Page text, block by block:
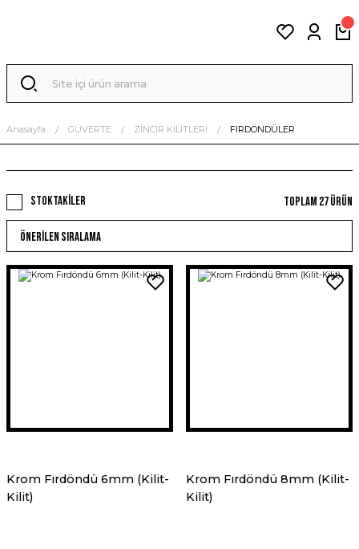
Anasayfa GÜVERTE ZİNCİR KİLİTLERİ FIRDÖNDÜLER
Stoktakiler Toplam 27 ürün
Krom Fırdöndü 6mm (Kilit-
Kilit)
Krom Fırdöndü 8mm (Kilit-
Kilit)